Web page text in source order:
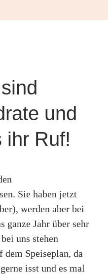
und
ihr Ruf!
Sie haben jetzt
werden aber bei
ganze Jahr über sehr
uns stehen
Speiseplan, da
isst und es mal